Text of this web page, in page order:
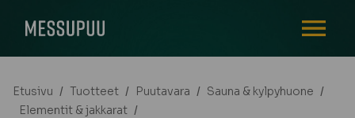
Etusivu / Tuotteet / Puutavara / Sauna & kylpyhuone /
Elementit & jakkarat /